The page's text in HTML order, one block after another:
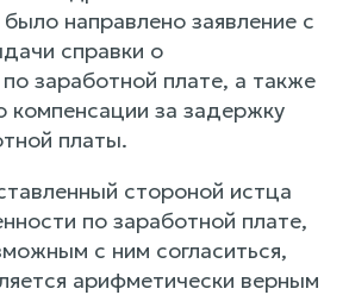
направлено заявление с
справки о
заработной плате, а также
компенсации за задержку
платы.
стороной истца
по заработной плате,
с ним согласиться,
арифметически верным